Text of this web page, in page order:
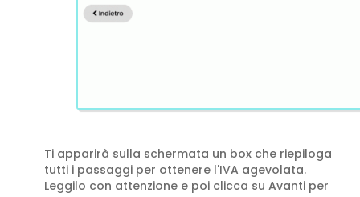
Ti apparirà sulla schermata un box che riepiloga
tutti i passaggi per ottenere l'IVA agevolata.
Leggilo con attenzione e poi clicca su Avanti per